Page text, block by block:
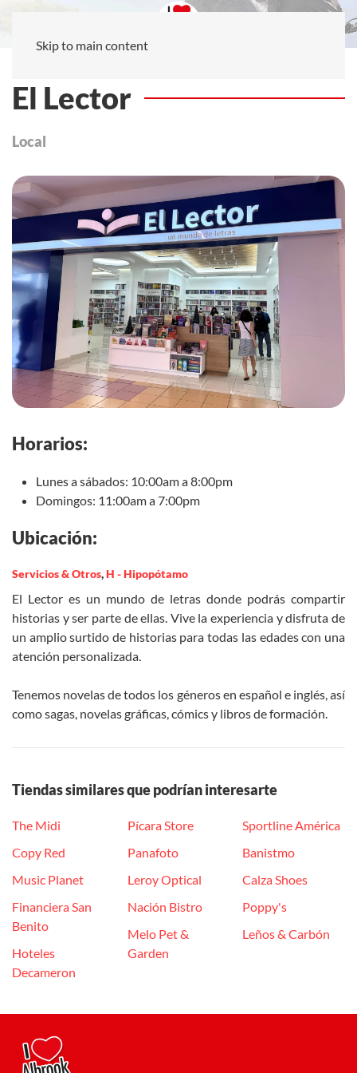
Skip to main content
El Lector
Local
Horarios:
Lunes a sábados: 10:00am a 8:00pm
Domingos: 11:00am a 7:00pm
Ubicación:
Servicios & Otros,H - Hipopótamo
El Lector es un mundo de letras donde podrás compartir
historias y ser parte de ellas. Vive la experiencia y disfruta de
un amplio surtido de historias para todas las edades con una
atención personalizada.
Tenemos novelas de todos los géneros en español e inglés, así
como sagas, novelas gráficas, cómics y libros de formación.
Tiendas similares que podrían interesarte
The Midi
Copy Red
Music Planet
Financiera San
Benito
Hoteles
Decameron
Pícara Store
Panafoto
Leroy Optical
Nación Bistro
Melo Pet &
Garden
Sportline América
Banistmo
Calza Shoes
Poppy's
Leños & Carbón